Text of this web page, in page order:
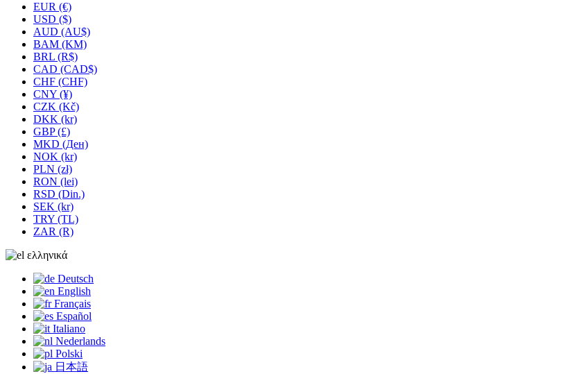
EUR (€)
USD ($)
AUD (AU$)
BAM (KM)
BRL (R$)
CAD (CAD$)
CHF (CHF)
CNY (¥)
CZK (Kč)
DKK (kr)
GBP (£)
MKD (Ден)
NOK (kr)
PLN (zł)
RON (lei)
RSD (Din.)
SEK (kr)
TRY (TL)
ZAR (R)
ελληνικά
Deutsch
English
Français
Español
Italiano
Nederlands
Polski
日本語